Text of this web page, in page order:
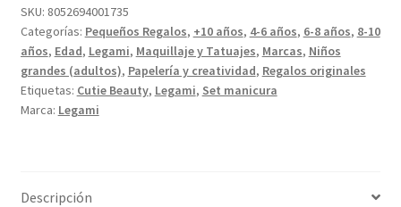
cantidad
SKU: 8052694001735
Categorías: Pequeños Regalos, +10 años, 4-6 años, 6-8 años, 8-10
años, Edad, Legami, Maquillaje y Tatuajes, Marcas, Niños
grandes (adultos), Papelería y creatividad, Regalos originales
Etiquetas: Cutie Beauty, Legami, Set manicura
Marca: Legami
Descripción